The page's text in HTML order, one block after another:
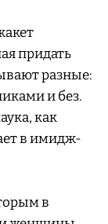
придать
разные:
и без.
как
в имидж-
в